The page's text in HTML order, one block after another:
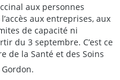
aux personnes
aux entreprises, aux
de capacité ni
du 3 septembre. C’est ce
de la Santé et des Soins